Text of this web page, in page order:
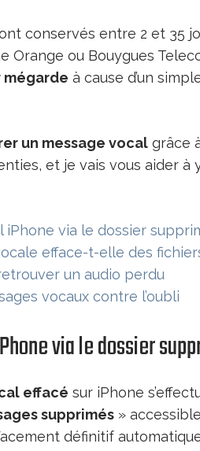
conservés entre 2 et 35
Orange ou Bouygues
mégarde à cause d’un
un message vocal grâce
et je vais vous aider à
iPhone via le dossier
efface-t-elle des
un audio perdu
vocaux contre l’oubli
via le dossier
effacé sur iPhone
supprimés »
définitif